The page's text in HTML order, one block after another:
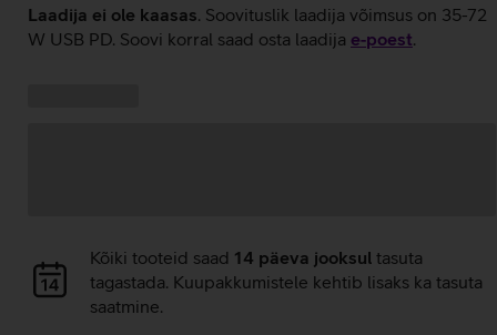
Laadija ei ole kaasas. Soovituslik laadija võimsus on 35-72
W USB PD. Soovi korral saad osta laadija e‑poest.
Andmete
laadimine
Kõiki tooteid saad 14 päeva jooksul tasuta
tagastada. Kuupakkumistele kehtib lisaks ka tasuta
saatmine.